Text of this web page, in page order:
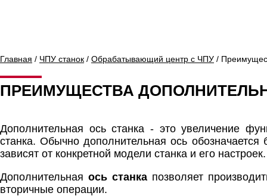
Главная / ЧПУ станок / Обрабатывающий центр с ЧПУ /
ПРЕИМУЩЕСТВА
Дополнительная ось станка - это увеличение
станка. Обычно дополнительная ось
зависят от конкретной модели станка и его настроек.
Дополнительнаяось станка позволяет
вторичные операции.